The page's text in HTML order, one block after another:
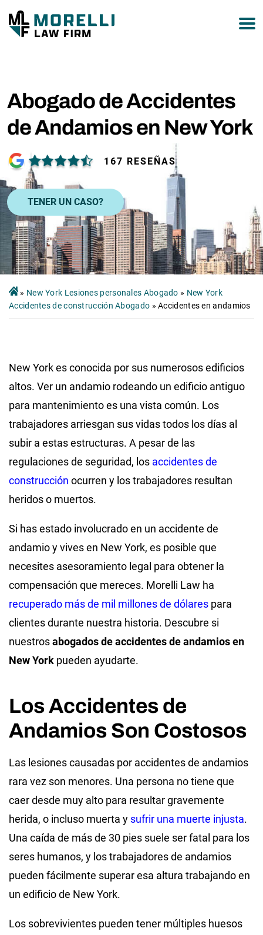
Abogado de Accidentes
de Andamios en New York
167 RESEÑAS
TENER UN CASO?
» New York Lesiones personales Abogado » New York
Accidentes de construcción Abogado »Accidentes en andamios
New York es conocida por sus numerosos edificios
altos. Ver un andamio rodeando un edificio antiguo
para mantenimiento es una vista común. Los
trabajadores arriesgan sus vidas todos los días al
subir a estas estructuras. A pesar de las
regulaciones de seguridad, los accidentes de
construcción ocurren y los trabajadores resultan
heridos o muertos.
Si has estado involucrado en un accidente de
andamio y vives en New York, es posible que
necesites asesoramiento legal para obtener la
compensación que mereces. Morelli Law ha
recuperado más de mil millones de dólares para
clientes durante nuestra historia. Descubre si
nuestrosabogados de accidentes de andamios en
New York pueden ayudarte.
Los Accidentes de
Andamios Son Costosos
Las lesiones causadas por accidentes de andamios
rara vez son menores. Una persona no tiene que
caer desde muy alto para resultar gravemente
herida, o incluso muerta y sufrir una muerte injusta.
Una caída de más de 30 pies suele ser fatal para los
seres humanos, y los trabajadores de andamios
pueden fácilmente superar esa altura trabajando en
un edificio de New York.
Los sobrevivientes pueden tener múltiples huesos